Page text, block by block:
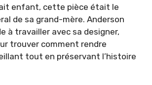
enfant, cette pièce était le
de sa grand-mère. Anderson
à travailler avec sa designer,
trouver comment rendre
tout en préservant l’histoire